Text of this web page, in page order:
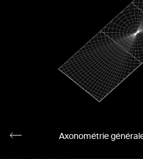
Axonométrie